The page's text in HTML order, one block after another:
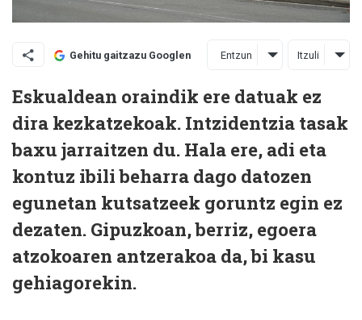
Gehitu gaitzazu Googlen Entzun Itzuli
Eskualdean oraindik ere datuak ez
dira kezkatzekoak. Intzidentzia tasak
baxu jarraitzen du. Hala ere, adi eta
kontuz ibili beharra dago datozen
egunetan kutsatzeek goruntz egin ez
dezaten. Gipuzkoan, berriz, egoera
atzokoaren antzerakoa da, bi kasu
gehiagorekin.